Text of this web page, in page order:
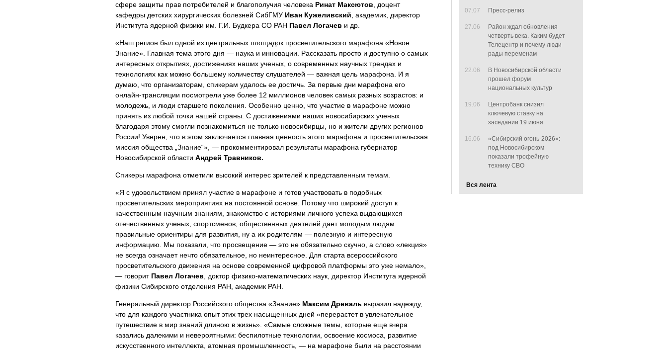
сфере защиты прав потребителей и благополучия человека Ринат Максютов , доцент
кафедры детских хирургических болезней СибГМУ Иван Кужеливский , академик, директор
Института ядерной физики им. Г.И. Будкера СО РАН Павел Логачев и др.
«Наш регион был одной из центральных площадок просветительского марафона «Новое
Знание». Главная тема этого дня — наука и инновации. Рассказать просто и доступно о самых
интересных открытиях, достижениях наших ученых, о современных научных трендах и
технологиях как можно большему количеству слушателей — важная цель марафона. И я
думаю, что организаторам, спикерам удалось ее достичь. За первые дни марафона его
онлайн-трансляции посмотрели уже более 12 миллионов человек самых разных возрастов: и
молодежь, и люди старшего поколения. Особенно ценно, что участие в марафоне можно
принять из любой точки нашей страны. С достижениями наших новосибирских ученых
благодаря этому смогли познакомиться не только новосибирцы, но и жители других регионов
России! Уверен, что в этом заключается главная ценность этого марафона и просветительская
миссия общества „Знание“», — прокомментировал результаты марафона губернатор
Новосибирской области Андрей Травников.
Спикеры марафона отметили высокий интерес зрителей к представленным темам.
«Я с удовольствием принял участие в марафоне и готов участвовать в подобных
просветительских мероприятиях на постоянной основе. Потому что широкий доступ к
качественным научным знаниям, знакомство с историями личного успеха выдающихся
отечественных ученых, спортсменов, общественных деятелей дает молодым людям
правильные ориентиры для развития, ну а их родителям — полезную и интересную
информацию. Мы показали, что просвещение — это не обязательно скучно, а слово «лекция»
не всегда означает нечто обязательное, но неинтересное. Для старта всероссийского
просветительского движения на основе современной цифровой платформы это уже немало»,
— говорит Павел Логачев , доктор физико-математических наук, директор Института ядерной
физики Сибирского отделения РАН, академик РАН.
Генеральный директор Российского общества «Знание» Максим Древаль выразил надежду,
что для каждого участника опыт этих трех насыщенных дней «перерастет в увлекательное
путешествие в мир знаний длиною в жизнь». «Самые сложные темы, которые еще вчера
казались далекими и невероятными: беспилотные технологии, освоение космоса, развитие
искусственного интеллекта, атомная промышленность, — на марафоне были на расстоянии
07.07 Пресс-релиз
27.06
Район ждал обновления
четверть века. Каким будет
Телецентр и почему люди
рады переменам
22.06
В Новосибирской области
прошел форум
национальных культур
19.06
Центробанк снизил
ключевую ставку на
заседании 19 июня
16.06
«Сибирский огонь-2026»:
под Новосибирском
показали трофейную
технику СВО
Вся лента